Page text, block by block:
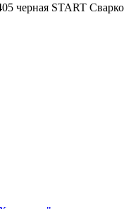
черная START Сварко